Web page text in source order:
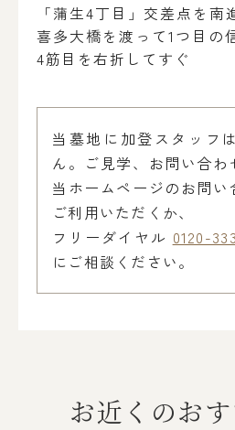
「蒲生4丁目」交差点を
喜多大橋を渡って1つ目の
4筋目を右折してすぐ
当墓地に加登スタッフ
ん。ご見学、お問い合わ
当ホームページのお問い
ご利用いただくか、
フリーダイヤル 0120-
にご相談ください。
お近くのお